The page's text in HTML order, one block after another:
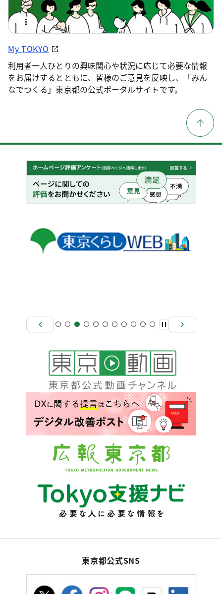
My TOKYO
利用者一人ひとりの興味関心や状況に応じて必要な情報
をお届けするとともに、皆様のご意見を反映し、「みん
なでつくる」東京都の公式ポータルサイトです。
東京都公式SNS